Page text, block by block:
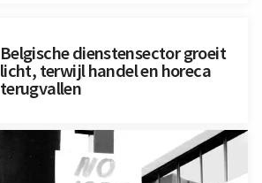
Belgische dienstensector groeit
licht, terwijl handel en horeca
terugvallen